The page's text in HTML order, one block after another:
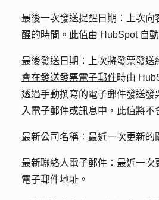
最後一次發送提醒日期：
上次
醒的時間。此值由 HubSpot 自動
最後發送日期：
上次將發票發
會在發送發票電子郵件時由
透過手動撰寫的電子郵件發送發
入電子郵件或訊息中，此值將不
最新公司名稱： 最近一次更新的
最新聯絡人電子郵件： 最近一次
電子郵件地址。